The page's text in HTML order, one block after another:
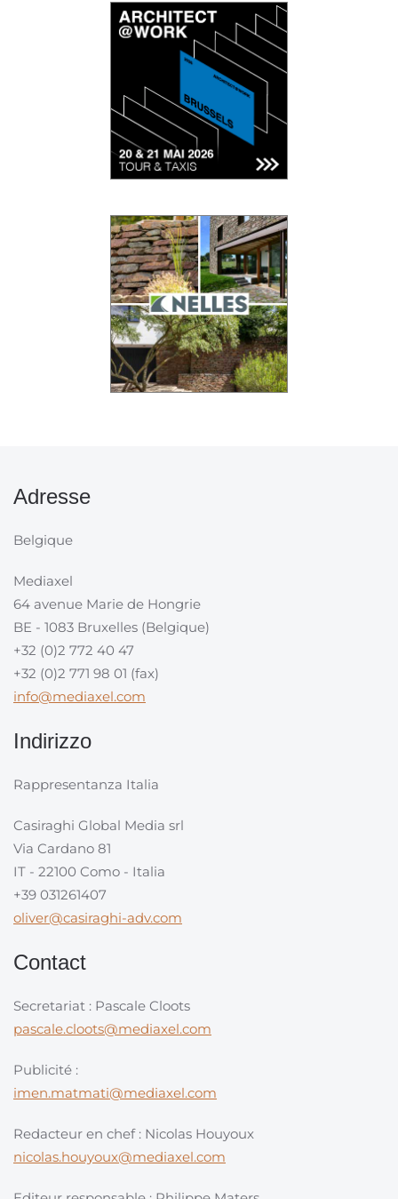
Adresse
Belgique
Mediaxel
64 avenue Marie de Hongrie
BE - 1083 Bruxelles (Belgique)
+32 (0)2 772 40 47
+32 (0)2 771 98 01 (fax)
info@mediaxel.com
Indirizzo
Rappresentanza Italia
Casiraghi Global Media srl
Via Cardano 81
IT - 22100 Como - Italia
+39 031261407
oliver@casiraghi-adv.com
Contact
Secretariat : Pascale Cloots
pascale.cloots@mediaxel.com
Publicité :
imen.matmati@mediaxel.com
Redacteur en chef : Nicolas Houyoux
nicolas.houyoux@mediaxel.com